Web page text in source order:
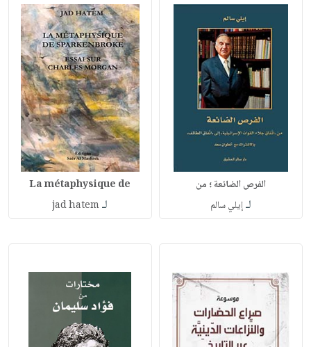
الفرص الضائعة ؛ من
لـإيلي سالم
La métaphysique de
لـjad hatem